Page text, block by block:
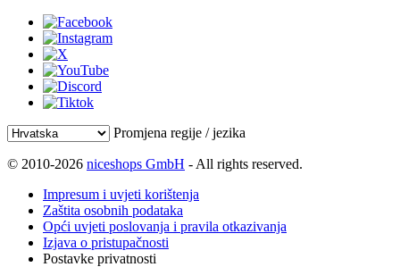
Promjena regije / jezika
© 2010-2026 niceshops GmbH - All rights reserved.
Impresum i uvjeti korištenja
Zaštita osobnih podataka
Opći uvjeti poslovanja i pravila otkazivanja
Izjava o pristupačnosti
Postavke privatnosti